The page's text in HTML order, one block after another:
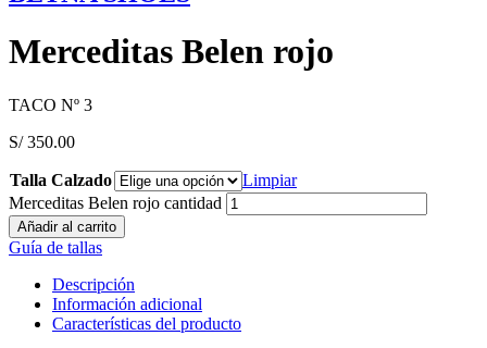
Merceditas Belen rojo
TACO Nº 3
S/350.00
Talla Calzado
Limpiar
Merceditas Belen rojo cantidad
Añadir al carrito
Guía de tallas
Descripción
Información adicional
Características del producto